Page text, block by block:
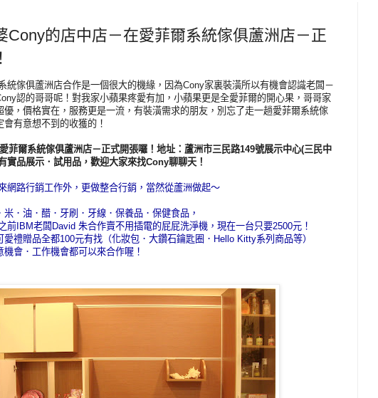
Cony的店中店－在愛菲爾系統傢俱蘆洲店－正
統傢俱蘆洲店合作是一個很大的機緣，因為Cony家裏裝潢所以有機會認識老闆－
認的哥哥呢！對我家小蘋果疼愛有加，小蘋果更是全愛菲爾的開心果，哥哥家
優，價格實在，服務更是一流，有裝潢需求的朋友，別忘了走一趟愛菲爾系統傢
有意想不到的收獲的！
菲爾系統傢俱蘆洲店－正式開張囉！地址：蘆洲市三民路149號展示中心(三民中
實品展示．試用品，歡迎大家來找Cony聊聊天！
網路行銷工作外，更做整合行銷，當然從蘆洲做起～
米．油．醋．牙刷．牙線．保養品．保健食品，
前IBM老闆David 朱合作賣不用插電的屁屁洗淨機，現在一台只要2500元！
愛禮贈品全都100元有找（化妝包．大鑽石鑰匙圈．Hello Kitty系列商品等）
機會．工作機會都可以來合作喔！